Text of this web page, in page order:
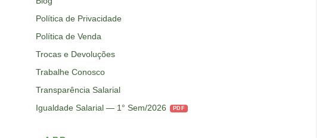
Política de Privacidade
Política de Venda
Trocas e Devoluções
Trabalhe Conosco
Transparência Salarial
Igualdade Salarial — 1° Sem/2026
PDF